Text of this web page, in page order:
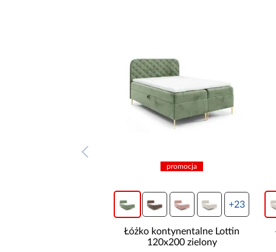
promocja
+23
Łóżko kontynentalne Lottin
120x200 ecru